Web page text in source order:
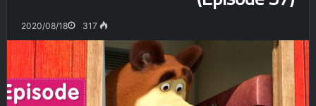
2020/08/18